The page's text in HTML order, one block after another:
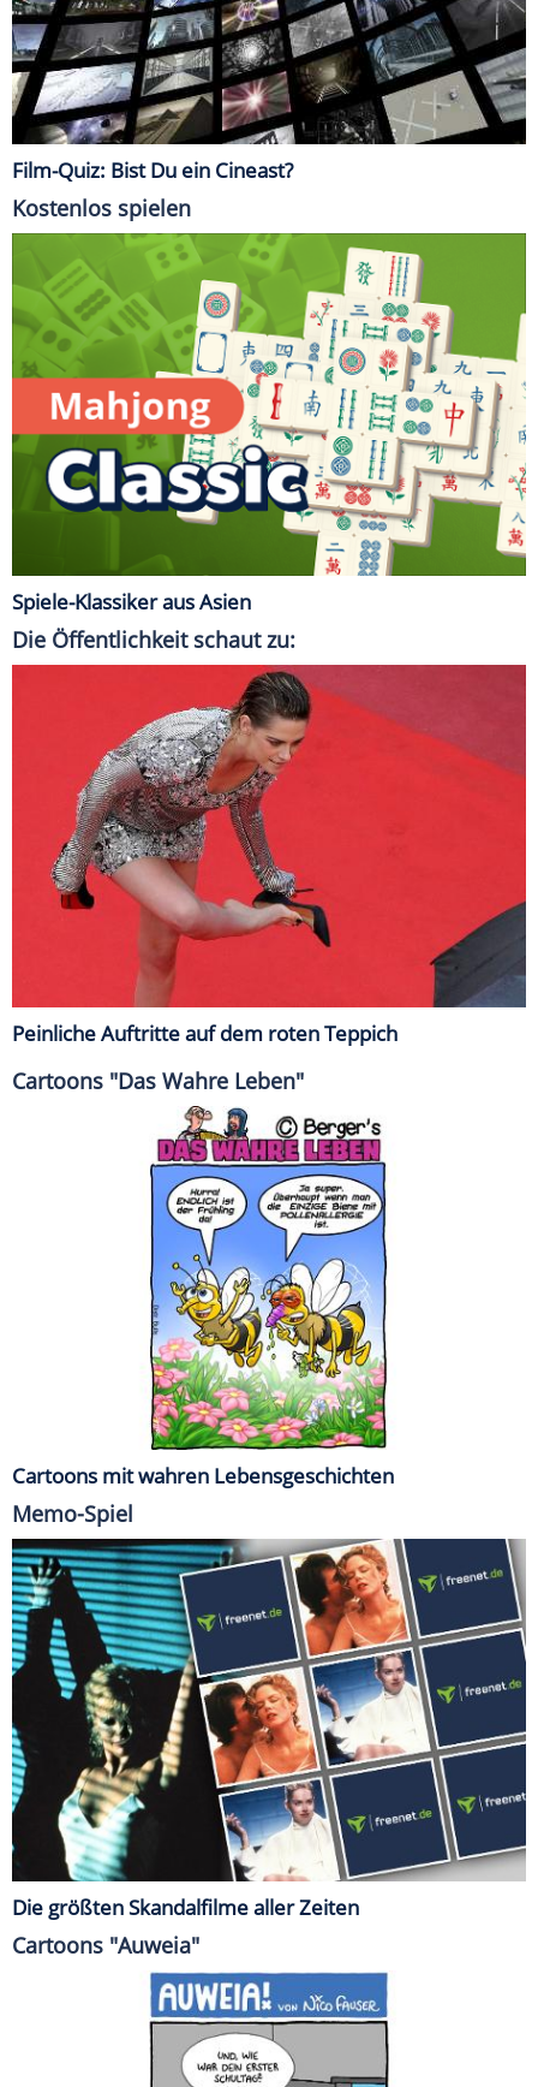
Film-Quiz: Bist Du ein Cineast?
Kostenlos spielen
Spiele-Klassiker aus Asien
Die Öffentlichkeit schaut zu:
Peinliche Auftritte auf dem roten Teppich
Cartoons "Das Wahre Leben"
Cartoons mit wahren Lebensgeschichten
Memo-Spiel
Die größten Skandalfilme aller Zeiten
Cartoons "Auweia"